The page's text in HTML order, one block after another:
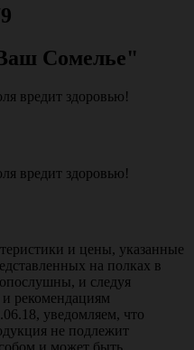
Сомелье"
вредит здоровью!
вредит здоровью!
и цены, указанные
на полках в
и следуя
и рекомендациям
уведомляем, что
не подлежит